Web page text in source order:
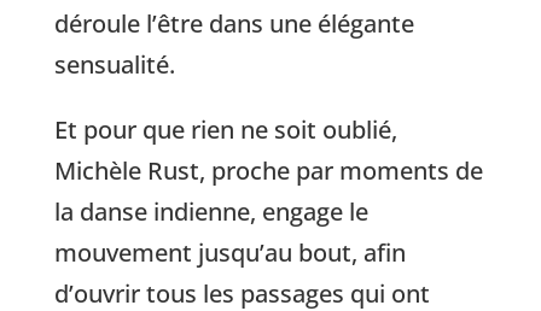
déroule l’être dans une élégante
sensualité.
Et pour que rien ne soit oublié,
Michèle Rust, proche par moments de
la danse indienne, engage le
mouvement jusqu’au bout, afin
d’ouvrir tous les passages qui ont